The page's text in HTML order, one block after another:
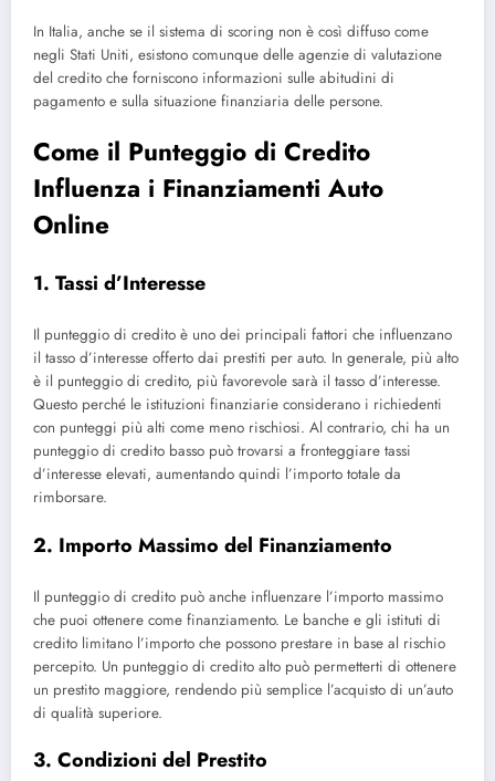
In Italia, anche se il sistema di scoring non è così diffuso come
negli Stati Uniti, esistono comunque delle agenzie di valutazione
del credito che forniscono informazioni sulle abitudini di
pagamento e sulla situazione finanziaria delle persone.
Come il Punteggio di Credito
Influenza i Finanziamenti Auto
Online
1. Tassi d’Interesse
Il punteggio di credito è uno dei principali fattori che influenzano
il tasso d’interesse offerto dai prestiti per auto. In generale, più alto
è il punteggio di credito, più favorevole sarà il tasso d’interesse.
Questo perché le istituzioni finanziarie considerano i richiedenti
con punteggi più alti come meno rischiosi. Al contrario, chi ha un
punteggio di credito basso può trovarsi a fronteggiare tassi
d’interesse elevati, aumentando quindi l’importo totale da
rimborsare.
2. Importo Massimo del Finanziamento
Il punteggio di credito può anche influenzare l’importo massimo
che puoi ottenere come finanziamento. Le banche e gli istituti di
credito limitano l’importo che possono prestare in base al rischio
percepito. Un punteggio di credito alto può permetterti di ottenere
un prestito maggiore, rendendo più semplice l’acquisto di un’auto
di qualità superiore.
3. Condizioni del Prestito